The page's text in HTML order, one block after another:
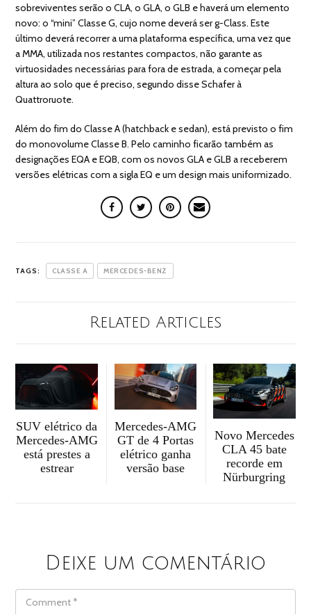
sobreviventes serão o CLA, o GLA, o GLB e haverá um elemento
novo: o “mini” Classe G, cujo nome deverá ser g-Class. Este
último deverá recorrer a uma plataforma específica, uma vez que
a MMA, utilizada nos restantes compactos, não garante as
virtuosidades necessárias para fora de estrada, a começar pela
altura ao solo que é preciso, segundo disse Schafer à
Quattroruote.
Além do fim do Classe A (hatchback e sedan), está previsto o fim
do monovolume Classe B. Pelo caminho ficarão também as
designações EQA e EQB, com os novos GLA e GLB a receberem
versões elétricas com a sigla EQ e um design mais uniformizado.
TAGS: CLASSE A MERCEDES-BENZ
Related Articles
SUV elétrico da
Mercedes-AMG
está prestes a
estrear
Mercedes-AMG
GT de 4 Portas
elétrico ganha
versão base
Novo Mercedes
CLA 45 bate
recorde em
Nürburgring
Deixe um comentário
COMMENT